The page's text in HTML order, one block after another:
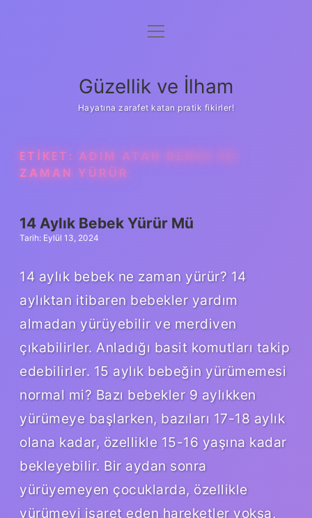
Anasayfa
Yasal Uyarı
menüyü
Güzellik ve İlham
Hayatına zarafet katan pratik fikirler!
ETIKET: ADIM ATAN BEBEK NE
ZAMAN YÜRÜR
14 Aylık Bebek Yürür Mü
Tarih: Eylül 13, 2024
14 aylık bebek ne zaman yürür? 14
aylıktan itibaren bebekler yardım
almadan yürüyebilir ve merdiven
çıkabilirler. Anladığı basit komutları takip
edebilirler. 15 aylık bebeğin yürümemesi
normal mi? Bazı bebekler 9 aylıkken
yürümeye başlarken, bazıları 17-18 aylık
olana kadar, özellikle 15-16 yaşına kadar
bekleyebilir. Bir aydan sonra
yürüyemeyen çocuklarda, özellikle
yürümeyi işaret eden hareketler yoksa,